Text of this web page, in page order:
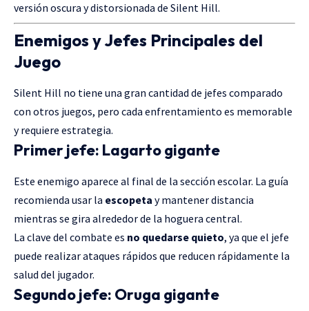
versión oscura y distorsionada de Silent Hill.
Enemigos y Jefes Principales del
Juego
Silent Hill no tiene una gran cantidad de jefes comparado
con otros juegos, pero cada enfrentamiento es memorable
y requiere estrategia.
Primer jefe: Lagarto gigante
Este enemigo aparece al final de la sección escolar. La guía
recomienda usar la escopeta y mantener distancia
mientras se gira alrededor de la hoguera central.
La clave del combate es no quedarse quieto, ya que el jefe
puede realizar ataques rápidos que reducen rápidamente la
salud del jugador.
Segundo jefe: Oruga gigante